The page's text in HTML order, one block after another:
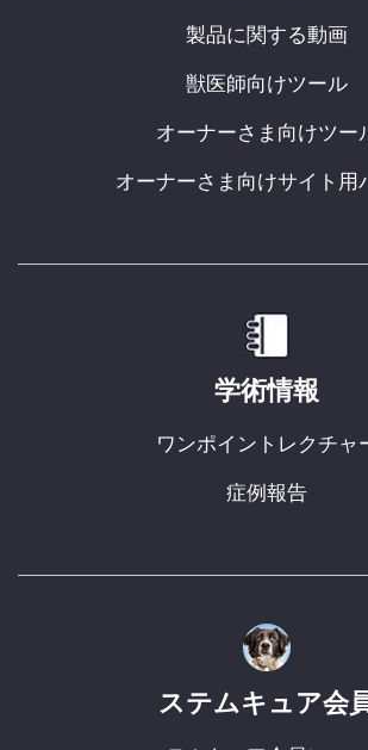
製品に関する動画
獣医師向けツール
オーナーさま向けツー
オーナーさま向けサイト用
学術情報
ワンポイントレクチャ
症例報告
ステムキュア会